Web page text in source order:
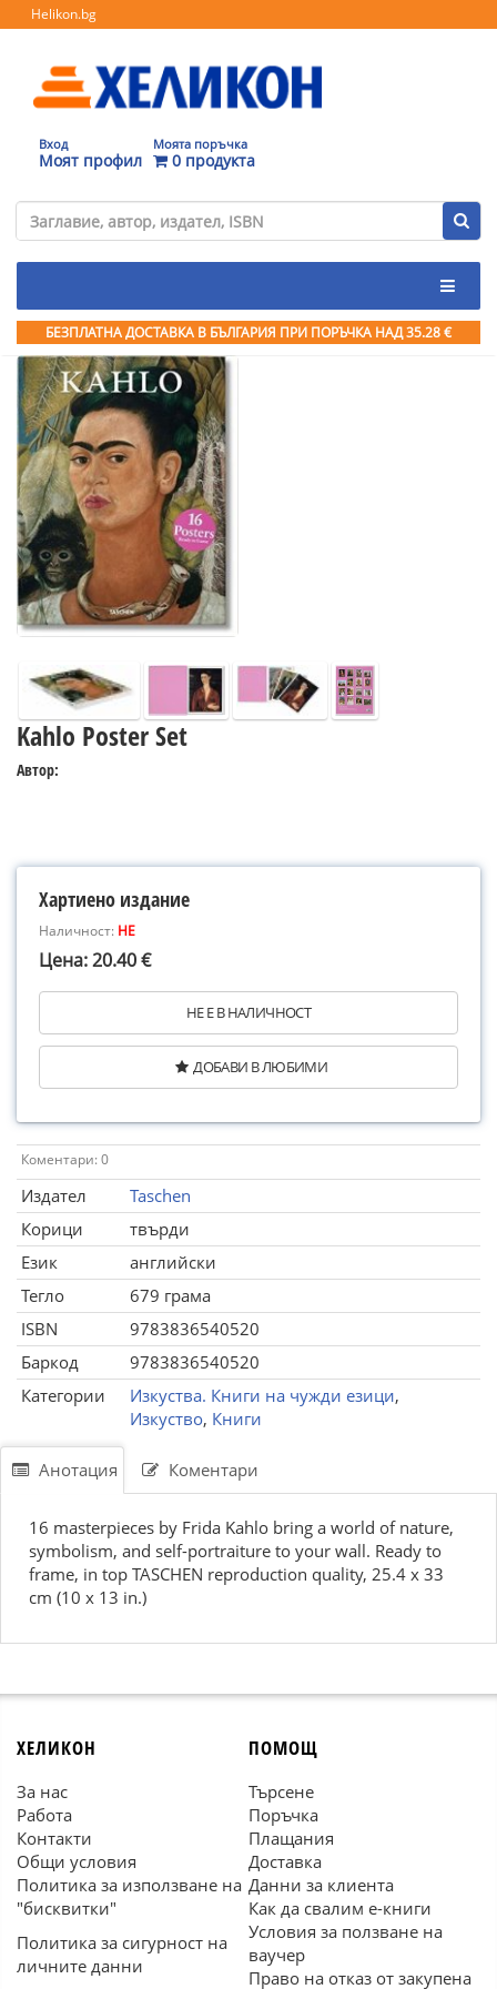
Helikon.bg
Вход
Моят профил
Моята поръчка
0 продукта
БЕЗПЛАТНА ДОСТАВКА В БЪЛГАРИЯ ПРИ ПОРЪЧКА НАД 35.28 €
Kahlo Poster Set
Автор:
Хартиено издание
Наличност: НЕ
Цена: 20.40 €
НЕ Е В НАЛИЧНОСТ
ДОБАВИ В ЛЮБИМИ
Коментари: 0
Издател
Taschen
Корици
твърди
Език
английски
Тегло
679 грама
ISBN
9783836540520
Баркод
9783836540520
Категории
Изкуства. Книги на чужди езици,
Изкуство, Книги
Анотация Коментари
16 masterpieces by Frida Kahlo bring a world of nature,
symbolism, and self-portraiture to your wall. Ready to
frame, in top TASCHEN reproduction quality, 25.4 x 33
cm (10 x 13 in.)
ХЕЛИКОН
За нас
Работа
Контакти
Общи условия
Политика за използване на
"бисквитки"
Политика за сигурност на
личните данни
ПОМОЩ
Търсене
Поръчка
Плащания
Доставка
Данни за клиента
Как да свалим е-книги
Условия за ползване на
ваучер
Право на отказ от закупена